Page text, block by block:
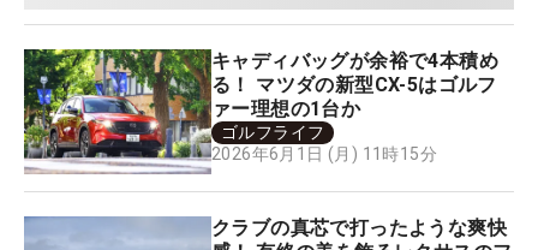
キャディバッグが余裕で4本積め
る！ マツダの新型CX-5はゴルフ
ァー理想の1台か
ゴルフライフ
2026年6月1日 (月) 11時15分
クラブの真芯で打ったような爽快